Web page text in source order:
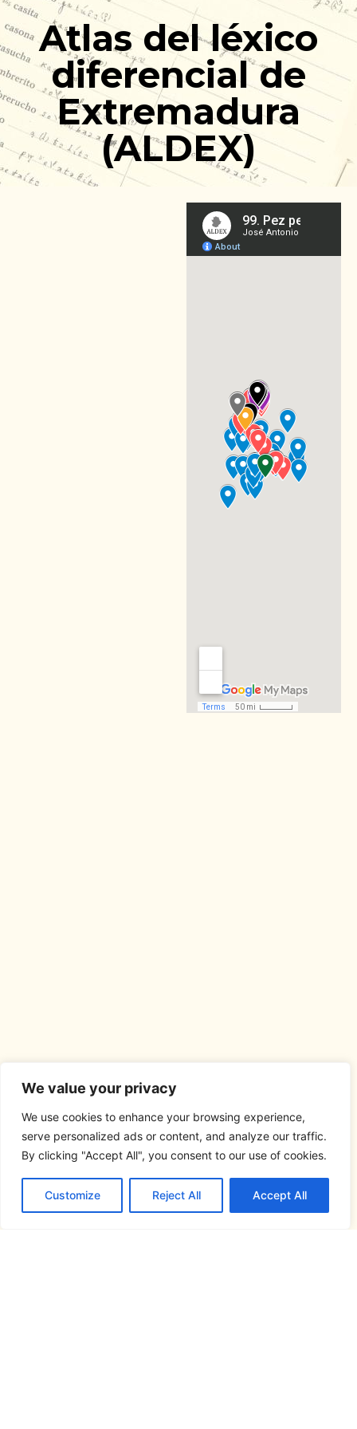
We value your privacy
We use cookies to enhance your browsing experience,
serve personalized ads or content, and analyze our traffic.
By clicking "Accept All", you consent to our use of cookies.
Customize Reject All Accept All
Ir
al
contenidoAtlas del léxico
diferencial de
Extremadura
(ALDEX)